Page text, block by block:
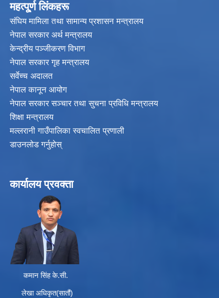
महत्पू्र्ण लिंकहरू
संघिय मामिला तथा सामान्य प्रशासन मन्त्रालय
नेपाल सरकार अर्थ मन्त्रालय
केन्द्रीय पञ्जीकरण विभाग
नेपाल सरकार गृह मन्त्रालय
सर्वेच्च अदालत
नेपाल कानून आयोग
नेपाल सरकार सञ्चार तथा सुचना प्रविधि मन्त्रालय
शिक्षा मन्त्रालय
मल्लरानी गाउँपालिका स्वचालित प्रणाली
डाउनलोड गर्नुहोस्
कार्यालय प्रवक्ता
कमान सिंह के.सी.
लेखा अधिकृत(सातौं)